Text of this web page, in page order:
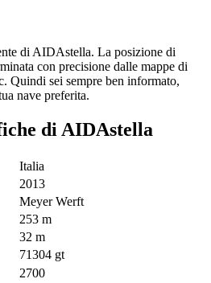
di AIDAstella. La posizione di
con precisione dalle mappe di
Quindi sei sempre ben informato,
nave preferita.
di AIDAstella
Italia
2013
Meyer Werft
253 m
32 m
71304 gt
2700